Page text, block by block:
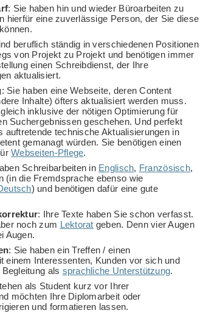
: Sie haben hin und wieder Büroarbeiten zu
hierfür eine zuverlässige Person, der Sie diese
beruflich ständig in verschiedenen Positionen
von Projekt zu Projekt und benötigen immer
einen Schreibdienst, der Ihre
aktualisiert.
: Sie haben eine Webseite, deren Content
Inhalte) öfters aktualisiert werden muss.
inklusive der nötigen Optimierung für
Suchergebnissen geschehen. Und perfekt
auftretende technische Aktualisierungen in
gemanagt würden. Sie benötigen einen
Webseiten-Pflege.
Schreibarbeiten in Englisch, Französisch,
(in die Fremdsprache ebenso wie
) und benötigen dafür eine gute
: Ihre Texte haben Sie schon verfasst.
noch zum Lektorat geben. Denn vier Augen
Augen.
: Sie haben ein Treffen / einen
einem Interessenten, Kunden vor sich und
als sprachliche Unterstützung.
als Student kurz vor Ihrer
möchten Ihre Diplomarbeit oder
und formatieren lassen.